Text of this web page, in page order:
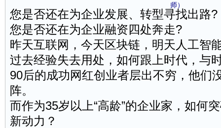
师）
您是否还在为企业发展、转型寻找出路?
您是否还在为企业融资四处奔走?
昨天互联网，今天区块链，明天人工智
过去经验失去用处，如何跟上时代，与
90后的成功网红创业者层出不穷，他们
阵。
而作为35岁以上“高龄”的企业家 ，如何
新动力？